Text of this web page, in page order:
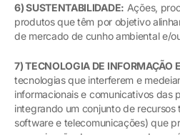
6) SUSTENTABILIDADE: Ações,
produtos que têm por objetivo
de mercado de cunho ambiental e/
7) TECNOLOGIA DE INFORMAÇÃO
tecnologias que interferem e
informacionais e comunicativos das
integrando um conjunto de
software e telecomunicações) que